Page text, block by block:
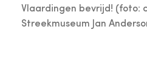
Vlaardingen bevrijd! (foto:
Streekmuseum Jan